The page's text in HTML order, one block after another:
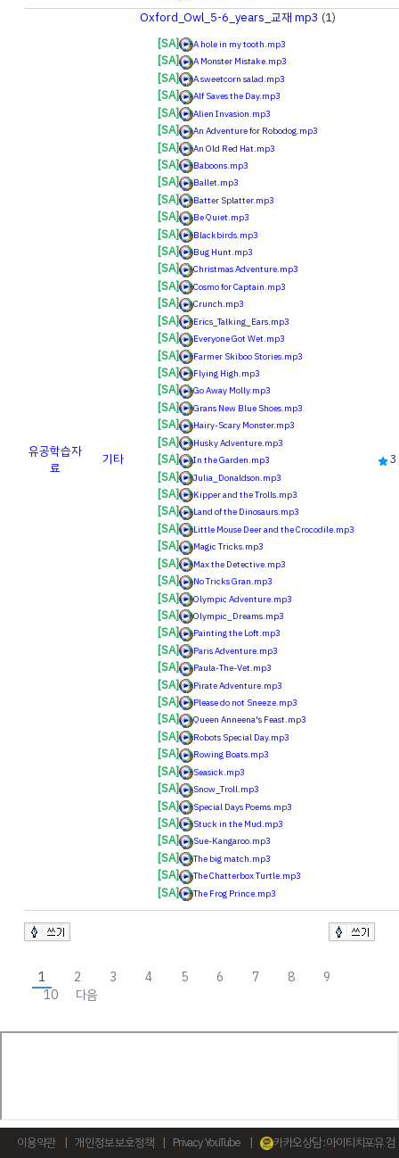
유공학습자
료
기타
Oxford_Owl_5-6_years_교재 mp3 (1)
[SA]
A hole in my tooth.mp3
[SA] A Monster Mistake.mp3
[SA] A sweetcorn salad.mp3
[SA] Alf Saves the Day.mp3
[SA] Alien Invasion.mp3
[SA] An Adventure for Robodog.mp3
[SA] An Old Red Hat.mp3
[SA] Baboons.mp3
[SA] Ballet.mp3
[SA] Batter Splatter.mp3
[SA] Be Quiet.mp3
[SA] Blackbirds.mp3
[SA] Bug Hunt.mp3
[SA] Christmas Adventure.mp3
[SA] Cosmo for Captain.mp3
[SA] Crunch.mp3
[SA] Erics_Talking_Ears.mp3
[SA] Everyone Got Wet.mp3
[SA] Farmer Skiboo Stories.mp3
[SA] Flying High.mp3
[SA] Go Away Molly.mp3
[SA] Grans New Blue Shoes.mp3
[SA] Hairy-Scary Monster.mp3
[SA] Husky Adventure.mp3
[SA] In the Garden.mp3
[SA] Julia_Donaldson.mp3
[SA] Kipper and the Trolls.mp3
[SA] Land of the Dinosaurs.mp3
[SA] Little Mouse Deer and the Crocodile.mp3
[SA] Magic Tricks.mp3
[SA] Max the Detective.mp3
[SA] No Tricks Gran.mp3
[SA] Olympic Adventure.mp3
[SA] Olympic_Dreams.mp3
[SA] Painting the Loft.mp3
[SA] Paris Adventure.mp3
[SA] Paula-The-Vet.mp3
[SA] Pirate Adventure.mp3
[SA] Please do not Sneeze.mp3
[SA] Queen Anneena's Feast.mp3
[SA] Robots Special Day.mp3
[SA] Rowing Boats.mp3
[SA] Seasick.mp3
[SA] Snow_Troll.mp3
[SA] Special Days Poems.mp3
[SA] Stuck in the Mud.mp3
[SA] Sue-Kangaroo.mp3
[SA] The big match.mp3
[SA] The Chatterbox Turtle.mp3
[SA] The Frog Prince.mp3
3
1 2 3 4 5 6 7 8
9
10
다음
이용약관 | 개인정보 보호정책 | Privacy YouTube |
카카오상담 : 아이티치포유 검